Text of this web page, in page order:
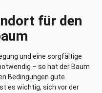
für den
und eine sorgfältige
– so hat der Baum
Bedingungen gute
es wichtig, sich vor der